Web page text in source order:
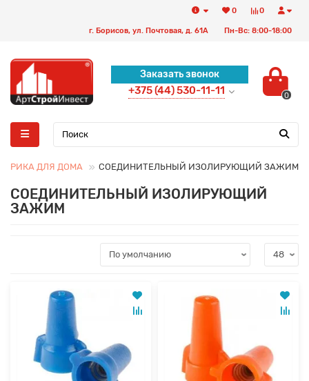
0
0
г. Борисов, ул. Почтовая, д. 61А Пн-Вс: 8:00-18:00
Заказать звонок
+375 (44) 530-11-11 0
ДЛЯ ДОМА СОЕДИНИТЕЛЬНЫЙ ИЗОЛИРУЮЩИЙ ЗАЖИМ
СОЕДИНИТЕЛЬНЫЙ ИЗОЛИРУЮЩИЙ
ЗАЖИМ